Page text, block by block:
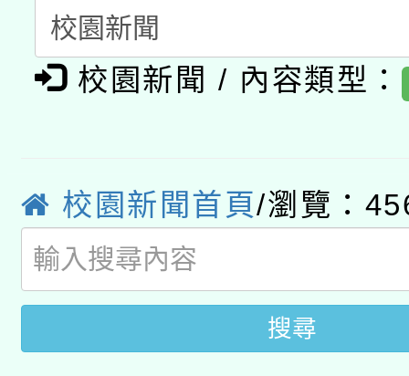
國立臺灣師範大學辦理
年度健康促進學校輔導
函轉國家教育研究院中
原住民族教育政策研討
轉知教育部國民及學前
方素養工作坊新北場」
「族語學習班」招生簡
文教學共融平台-教案
件」活動簡章
教育部國民及學前教育
年度COVID-19疫苗接
接種對象擴大為「滿6
接種之民眾」措施，延
校園新聞 / 內容類型：
校園新聞首頁/瀏覽：
搜尋